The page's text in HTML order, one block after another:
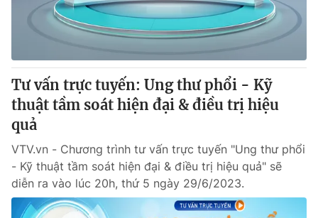
Tư vấn trực tuyến: Ung thư phổi - Kỹ
thuật tầm soát hiện đại & điều trị hiệu
quả
VTV.vn - Chương trình tư vấn trực tuyến "Ung thư phổi
- Kỹ thuật tầm soát hiện đại & điều trị hiệu quả" sẽ
diễn ra vào lúc 20h, thứ 5 ngày 29/6/2023.